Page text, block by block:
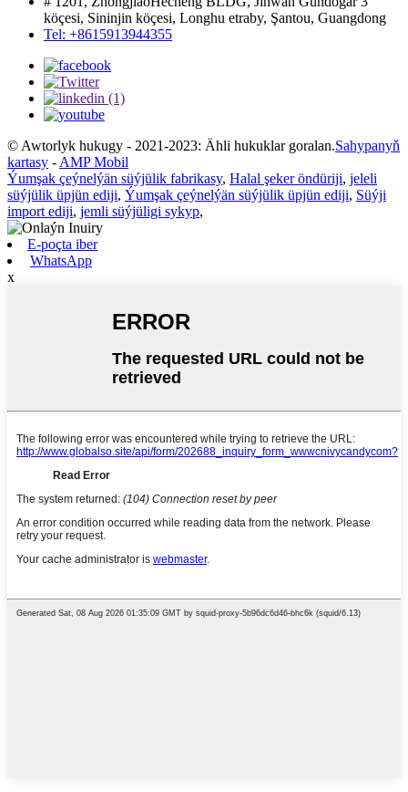
köçesi, Sininjin köçesi, Longhu etraby, Şantou, Guangdong
Tel: +8615913944355
© Awtorlyk hukugy - 2021-2023: Ähli hukuklar goralan.Sahypanyň
kartasy - AMP Mobil
Ýumşak çeýnelýän süýjülik fabrikasy, Halal şeker öndüriji, jeleli
süýjülik üpjün ediji, Ýumşak çeýnelýän süýjülik üpjün ediji, Süýji
import ediji, jemli süýjüligi sykyp,
E-poçta iber
WhatsApp
x